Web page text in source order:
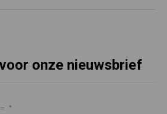
onze nieuwsbrief
*